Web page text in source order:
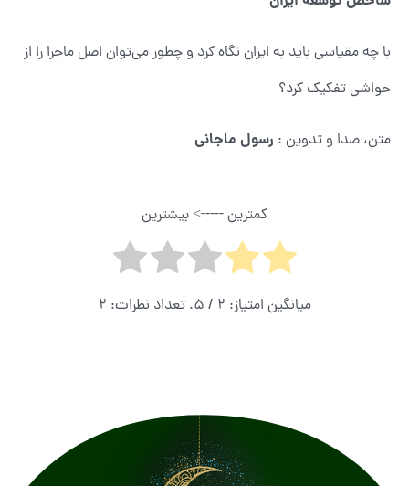
با چه مقیاسی باید به ایران نگاه کرد و چطور می‌توان اصل ماجرا را از
حواشی تفکیک کرد؟
متن، صدا و تدوین : رسول ماجانی
کمترین -----> بیشترین
میانگین امتیاز: 2 / 5. تعداد نظرات: 2